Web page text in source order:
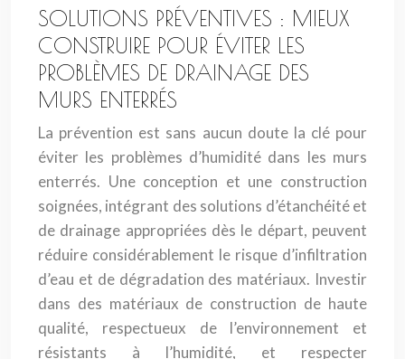
SOLUTIONS PRÉVENTIVES : MIEUX
CONSTRUIRE POUR ÉVITER LES
PROBLÈMES DE DRAINAGE DES
MURS ENTERRÉS
La prévention est sans aucun doute la clé pour
éviter les problèmes d’humidité dans les murs
enterrés. Une conception et une construction
soignées, intégrant des solutions d’étanchéité et
de drainage appropriées dès le départ, peuvent
réduire considérablement le risque d’infiltration
d’eau et de dégradation des matériaux. Investir
dans des matériaux de construction de haute
qualité, respectueux de l’environnement et
résistants à l’humidité, et respecter